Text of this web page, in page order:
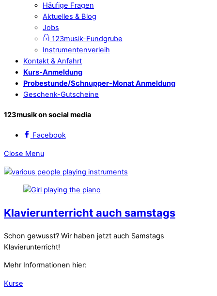
Häufige Fragen
Aktuelles & Blog
Jobs
123musik-Fundgrube
Instrumentenverleih
Kontakt & Anfahrt
Kurs-Anmeldung
Probestunde/Schnupper-Monat Anmeldung
Geschenk-Gutscheine
123musik on social media
Facebook
Close Menu
Klavierunterricht auch samstags
Schon gewusst? Wir haben jetzt auch Samstags
Klavierunterricht!
Mehr Informationen hier:
Kurse